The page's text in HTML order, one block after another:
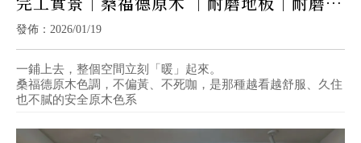
板施工
發佈：2026/01/19
一鋪上去，整個空間立刻「暖」起來。
桑福德原木色調，不偏黃、不死咖，是那種越看越舒服、久住
也不膩的安全原木色系